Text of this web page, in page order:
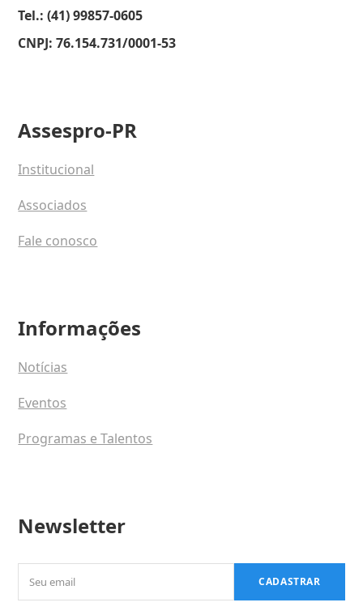
Tel.: (41) 99857-0605
CNPJ: 76.154.731/0001-53
Assespro-PR
Institucional
Associados
Fale conosco
Informações
Notícias
Eventos
Programas e Talentos
Newsletter
email
CADASTRAR